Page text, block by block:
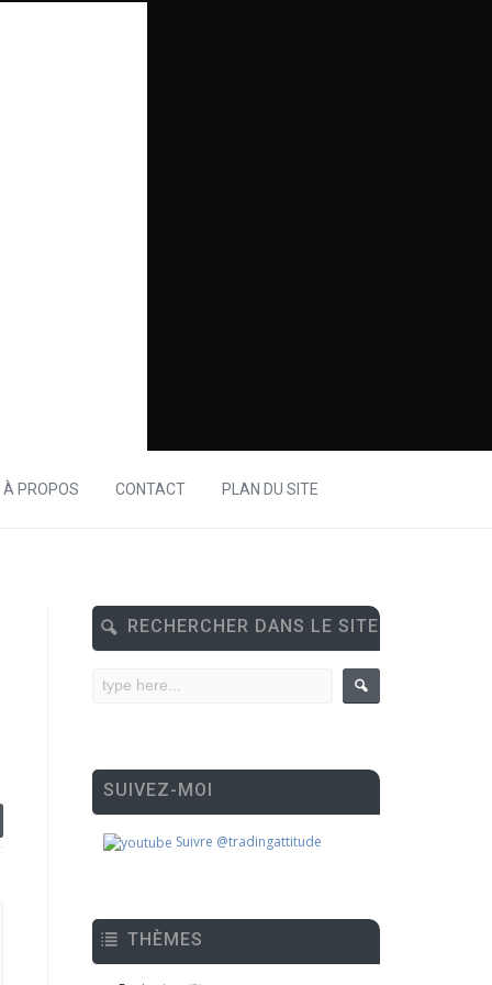
À PROPOS CONTACT PLAN DU SITE
RECHERCHER DANS LE SITE
SUIVEZ-MOI
Suivre @tradingattitude
THÈMES